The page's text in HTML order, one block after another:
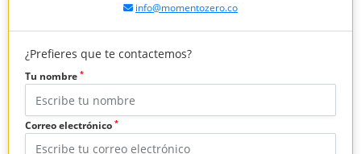
info@momentozero.co
¿Prefieres que te contactemos?
Tu nombre *
Correo electrónico *